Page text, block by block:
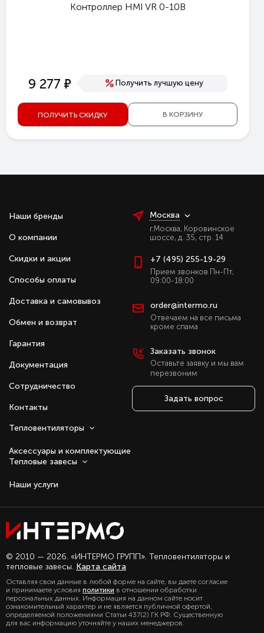
Контроллер HMI VR 0-10В
9 277 е Получить лучшую цену
ПОЛУЧИТЬ СКИДКУ В КОРЗИНУ
Наши бренды
О компании
Скидки и акции
Способы оплаты
Доставка и самовывоз
Обмен и возврат
Гарантия
Документация
Сотрудничество
Контакты
Тепловентиляторы
Аксессуары и комплектующие
Тепловые завесы
Наши услуги
Москва
г.Москва, Коровинское
шоссе, д. 35, стр. 14
+7 (495) 255-19-29
Прием звонков Пн-Пт,
09:00-18:00
order@intermo.ru
Отвечаем на все письма
кроме спама
Заказать звонок
Оставьте заявку и мы вам
перезвоним
Задать вопрос
© 2010 — 2026. «ИНТЕРМО ГРУПП». Тепловентиляторы и
тепловые завесы. Карта сайта
Оставляя свои данные в любой форме на сайте, вы даете согласие
и принимаете условия политики в отношении обработки
персональных данных. Информация на данном сайте носит
ознакомительный характер и не является публичной офертой,
определяемой положениями Статьи 437(2) ГК РФ. Существенную
для вас информацию уточняйте у наших менеджеров.
Оставаясь с нами, вы соглашаетесь на
использование файлов куки.
персональных данных, можете
ознакомиться в нашем разделе
политика конфиденциальности